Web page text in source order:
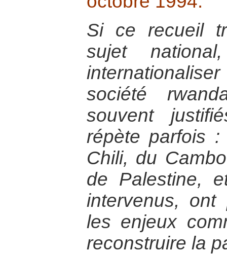
Si ce recueil
sujet
société
souvent
répète parfois
Chili, du
de Palestine,
intervenus, ont
les enjeux
reconstruire la